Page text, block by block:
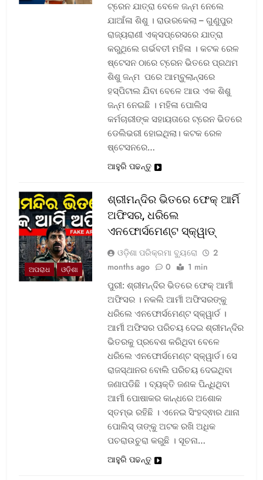
ଟ୍ରେନ ଯାତ୍ରା ବେଳେ ଜନ୍ମ ନେଲେ
ଯାଆଁଳା ଶିଶୁ । ରାଉରକେଲା – ଗୁଣୁପୁର
ରାଜ୍ୟରାଣୀ ଏକ୍ସପ୍ରେସରେ ଯାତ୍ରା
କରୁଥିଲେ ଗର୍ଭବତୀ ମହିଳା । କଟକ ରେଳ
ଷ୍ଟେସନ ଠାରେ ଟ୍ରେନ ଭିତରେ ପ୍ରଥମ
ଶିଶୁ ଜନ୍ମ ପରେ ଆମ୍ବୁଲାନ୍ସରେ
ହସ୍ପିଟାଲ ଯିବା ବେଳେ ଆଉ ଏକ ଶିଶୁ
ଜନ୍ମ ନେଇଛି । ମହିଳା ପୋଲିସ
କର୍ମଚାରୀଙ୍କ ସହାୟତାରେ ଟ୍ରେନ ଭିତରେ
ଡେଲିଭରୀ ହୋଇଥିଲା। କଟକ ରେଳ
ଷ୍ଟେସନରେ…
ଆହୁରି ପଢନ୍ତୁ
ଅପରାଧ ଓଡ଼ିଶା
ଶ୍ରୀମନ୍ଦିର ଭିତରେ ଫେକ୍ ଆର୍ମି
ଅଫିସର, ଧରିଲେ
ଏନଫୋର୍ସମେଣ୍ଟ ସ୍କ୍ୱାଡ୍‌
ଓଡ଼ିଶା ପରିକ୍ରମା ବ୍ୟୁରୋ
2
months ago
0 1 min
ପୁରୀ: ଶ୍ରୀମନ୍ଦିର ଭିତରେ ଫେକ୍ ଆର୍ମୀ
ଅଫିସର । ନକଲି ଆର୍ମୀ ଅଫିସରଙ୍କୁ
ଧରିଲେ ଏନଫୋର୍ସମେଣ୍ଟ ସ୍କ୍ୱାର୍ଡ ।
ଆର୍ମୀ ଅଫିସର ପରିଚୟ ଦେଇ ଶ୍ରୀମନ୍ଦିର
ଭିତରକୁ ପ୍ରବେଶ କରିଥିବା ବେଳେ
ଧରିଲେ ଏନଫୋର୍ସମେଣ୍ଟ ସ୍କ୍ୱାର୍ଡ। ସେ
ରାଜସ୍ଥାନର ବୋଲି ପରିଚୟ ଦେଇଥିବା
ଜଣାପଡିଛି । ବ୍ୟକ୍ତି ଜଣକ ପିନ୍ଧିଥିବା
ଆର୍ମୀ ପୋଷାକର କାନ୍ଧରେ ଅଶୋକ
ସ୍ତମ୍ଭ ରହିଛି । ଏନେଇ ସିଂହଦ୍ଵାର ଥାନା
ପୋଲିସ୍ ତାଙ୍କୁ ଅଟକ ରଖି ଅଧିକ
ପଚରାଉଚୁରା କରୁଛି । ସୂଚନା…
ଆହୁରି ପଢନ୍ତୁ